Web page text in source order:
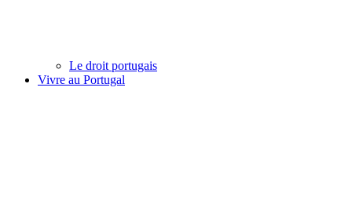
Le droit portugais
Vivre au Portugal